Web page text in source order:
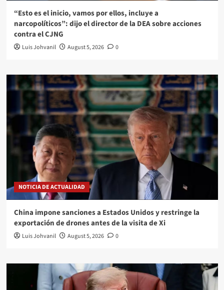
“Esto es el inicio, vamos por ellos, incluye a
narcopolíticos”: dijo el director de la DEA sobre acciones
contra el CJNG
Luis Johvanil August 5, 2026 0
NOTICIA DE ACTUALIDAD
China impone sanciones a Estados Unidos y restringe la
exportación de drones antes de la visita de Xi
Luis Johvanil August 5, 2026 0